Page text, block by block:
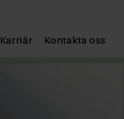
Karriär Kontakta oss